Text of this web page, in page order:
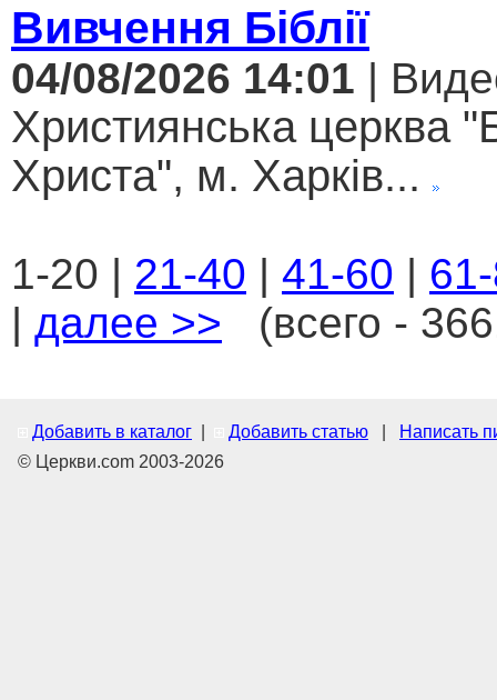
Вивчення Біблії
04/08/2026 14:01 |
Християнська церква
Христа", м. Харків...
1-20 | 21-40 | 41-60 |
| далее >> (всего -
Добавить в каталог Добавить статью
Написать
© Церкви.com 2003-2026